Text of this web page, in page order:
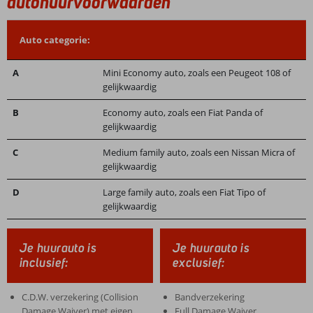
Auto categorie:
A
Mini Economy auto, zoals een Peugeot 108 of
gelijkwaardig
B
Economy auto, zoals een Fiat Panda of
gelijkwaardig
C
Medium family auto, zoals een Nissan Micra of
gelijkwaardig
D
Large family auto, zoals een Fiat Tipo of
gelijkwaardig
Je huurauto is
inclusief:
C.D.W. verzekering (Collision
Je huurauto is
exclusief:
Bandverzekering